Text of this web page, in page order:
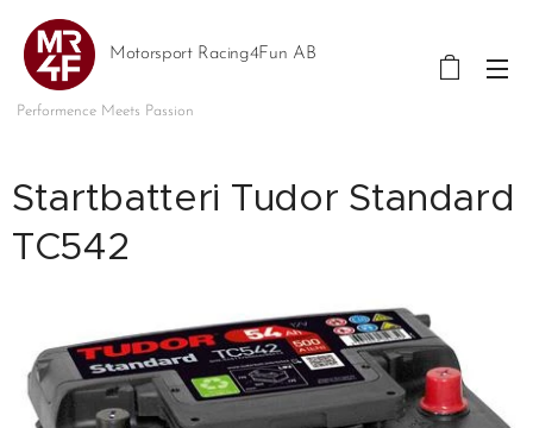
Motorsport Racing4Fun AB
Performence Meets Passion
Startbatteri Tudor Standard
TC542